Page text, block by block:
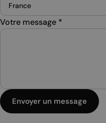
Votre message *
Envoyer un message